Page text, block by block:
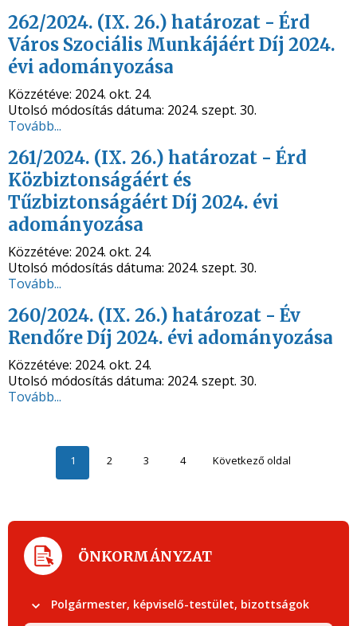
262/2024. (IX. 26.) határozat - Érd
Város Szociális Munkájáért Díj 2024.
évi adományozása
Közzétéve: 2024. okt. 24.
Utolsó módosítás dátuma: 2024. szept. 30.
Tovább...
261/2024. (IX. 26.) határozat - Érd
Közbiztonságáért és
Tűzbiztonságáért Díj 2024. évi
adományozása
Közzétéve: 2024. okt. 24.
Utolsó módosítás dátuma: 2024. szept. 30.
Tovább...
260/2024. (IX. 26.) határozat - Év
Rendőre Díj 2024. évi adományozása
Közzétéve: 2024. okt. 24.
Utolsó módosítás dátuma: 2024. szept. 30.
Tovább...
1 2 3 4 Következő oldal
ÖNKORMÁNYZAT
Polgármester, képviselő-testület, bizottságok